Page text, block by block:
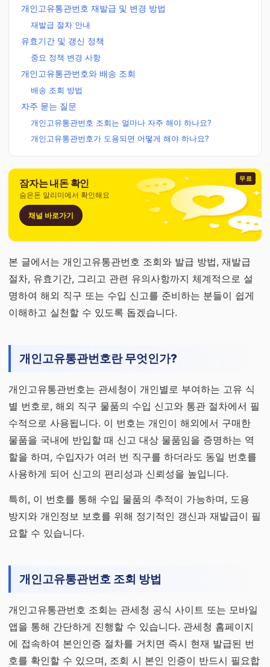
개인고유통관번호 재발급 및 변경 방법
재발급 절차 안내
유효기간 및 갱신 정책
중요 정책 변경 사항
개인고유통관번호와 배송 조회
배송 조회 방법
자주 묻는 질문
개인고유통관번호 조회는 얼마나 자주 해야 하나요?
개인고유통관번호가 도용되면 어떻게 해야 하나요?
무료
잠자는 내돈 확인
숨은돈 알리미에서 확인해요
채널 바로가기
본 글에서는 개인고유통관번호 조회와 발급 방법, 재발급
절차, 유효기간, 그리고 관련 유의사항까지 체계적으로 설
명하여 해외 직구 또는 수입 신고를 준비하는 분들이 쉽게
이해하고 실천할 수 있도록 돕겠습니다.
개인고유통관번호란 무엇인가?
개인고유통관번호는 관세청이 개인별로 부여하는 고유 식
별 번호로, 해외 직구 물품의 수입 신고와 통관 절차에서 필
수적으로 사용됩니다. 이 번호는 개인이 해외에서 구매한
물품을 국내에 반입할 때 신고 대상 물품임을 증명하는 역
할을 하며, 수입자가 여러 번 직구를 하더라도 동일 번호를
사용하게 되어 신고의 편리성과 신뢰성을 높입니다.
특히, 이 번호를 통해 수입 물품의 추적이 가능하며, 도용
방지와 개인정보 보호를 위해 정기적인 갱신과 재발급이 필
요할 수 있습니다.
개인고유통관번호 조회 방법
개인고유통관번호 조회는 관세청 공식 사이트 또는 모바일
앱을 통해 간단하게 진행할 수 있습니다. 관세청 홈페이지
에 접속하여 본인인증 절차를 거치면 즉시 현재 발급된 번
호를 확인할 수 있으며, 조회 시 본인 인증이 반드시 필요합